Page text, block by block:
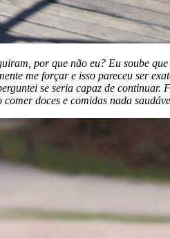
por que não eu? Eu soube
me forçar e isso pareceu ser
se seria capaz de continuar.
doces e comidas nada